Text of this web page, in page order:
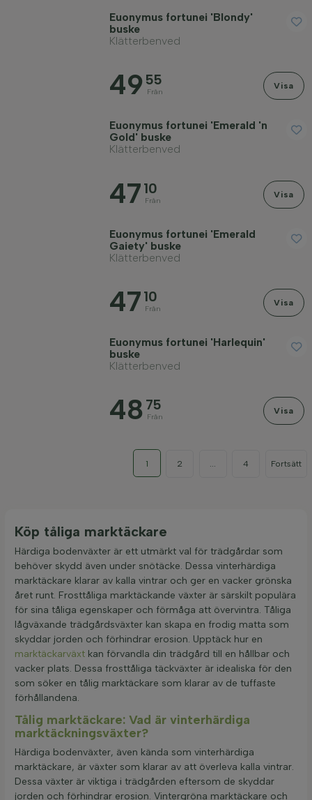
Euonymus fortunei 'Blondy'
buske
Klätterbenved
49 55
Från
Visa
Euonymus fortunei 'Emerald 'n
Gold' buske
Klätterbenved
47 10
Från
Visa
Euonymus fortunei 'Emerald
Gaiety' buske
Klätterbenved
47 10
Från
Visa
Euonymus fortunei 'Harlequin'
buske
Klätterbenved
48 75
Från
Visa
1 2 4 Fortsätt
Köp tåliga marktäckare
Härdiga bodenväxter är ett utmärkt val för trädgårdar som
behöver skydd även under snötäcke. Dessa vinterhärdiga
marktäckare klarar av kalla vintrar och ger en vacker grönska
året runt. Frosttåliga marktäckande växter är särskilt populära
för sina tåliga egenskaper och förmåga att övervintra. Tåliga
lågväxande trädgårdsväxter kan skapa en frodig matta som
skyddar jorden och förhindrar erosion. Upptäck hur en
marktäckarväxt kan förvandla din trädgård till en hållbar och
vacker plats. Dessa frosttåliga täckväxter är idealiska för den
som söker en tålig marktäckare som klarar av de tuffaste
förhållandena.
Tålig marktäckare: Vad är vinterhärdiga
marktäckningsväxter?
Härdiga bodenväxter, även kända som vinterhärdiga
marktäckare, är växter som klarar av att överleva kalla vintrar.
Dessa växter är viktiga i trädgården eftersom de skyddar
jorden och förhindrar erosion. Vintergröna marktäckare och